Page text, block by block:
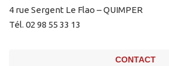
4 rue Sergent Le Flao – QUIMPER
Tél. 02 98 55 33 13
CONTACT